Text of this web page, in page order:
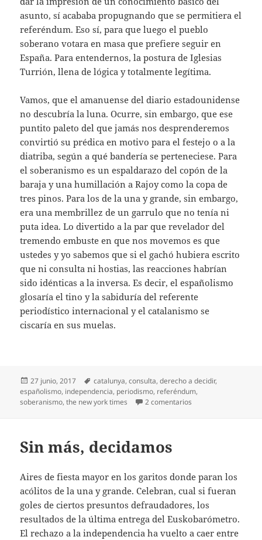
asunto, sí acababa propugnando que se permitiera el
referéndum. Eso sí, para que luego el pueblo
soberano votara en masa que prefiere seguir en
España. Para entendernos, la postura de Iglesias
Turrión, llena de lógica y totalmente legítima.
Vamos, que el amanuense del diario estadounidense
no descubría la luna. Ocurre, sin embargo, que ese
puntito paleto del que jamás nos desprenderemos
convirtió su prédica en motivo para el festejo o a la
diatriba, según a qué bandería se perteneciese. Para
el soberanismo es un espaldarazo del copón de la
baraja y una humillación a Rajoy como la copa de
tres pinos. Para los de la una y grande, sin embargo,
era una membrillez de un garrulo que no tenía ni
puta idea. Lo divertido a la par que revelador del
tremendo embuste en que nos movemos es que
ustedes y yo sabemos que si el gachó hubiera escrito
que ni consulta ni hostias, las reacciones habrían
sido idénticas a la inversa. Es decir, el españolismo
glosaría el tino y la sabiduría del referente
periodístico internacional y el catalanismo se
ciscaría en sus muelas.
Publicado
el
27 junio, 2017 Etiquetas
catalunya,consulta,derecho a decidir,
españolismo, independencia, periodismo, referéndum,
soberanismo,the new york times 2 comentarios
Sin más, decidamos
Aires de fiesta mayor en los garitos donde paran los
acólitos de la una y grande. Celebran, cual si fueran
goles de ciertos presuntos defraudadores, los
resultados de la última entrega del Euskobarómetro.
El rechazo a la independencia ha vuelto a caer entre